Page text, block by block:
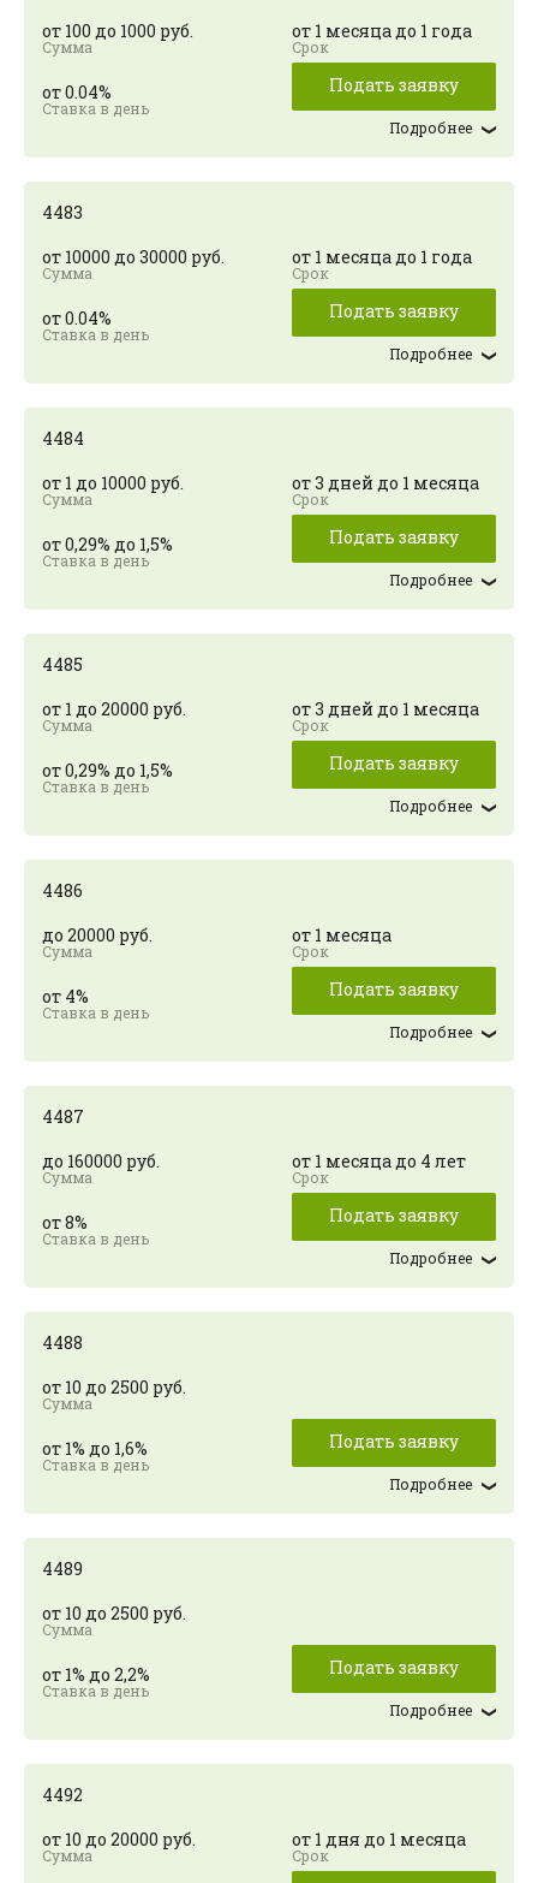
от 100 до 1000 руб.
от 1 месяца до 1 года
от 0.04% Подать заявку
Подробнее
4483
от 10000 до 30000 руб.
от 1 месяца до 1 года
от 0.04% Подать заявку
Подробнее
4484
от 1 до 10000 руб.
от 3 дней до 1 месяца
от 0,29% до 1,5% Подать заявку
Подробнее
4485
от 1 до 20000 руб.
от 3 дней до 1 месяца
от 0,29% до 1,5% Подать заявку
Подробнее
4486
до 20000 руб.
от 1 месяца
от 4% Подать заявку
Подробнее
4487
до 160000 руб.
от 1 месяца до 4 лет
от 8% Подать заявку
Подробнее
4488
от 10 до 2500 руб.
от 1% до 1,6% Подать заявку
Подробнее
4489
от 10 до 2500 руб.
от 1% до 2,2% Подать заявку
Подробнее
4492
от 10 до 20000 руб.
от 1 дня до 1 месяца